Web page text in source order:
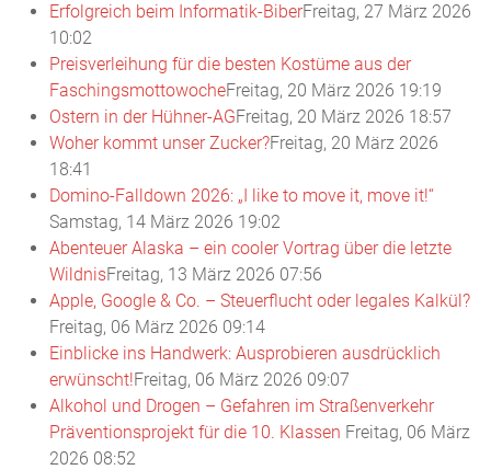
Erfolgreich beim Informatik-BiberFreitag, 27 März 2026
10:02
Preisverleihung für die besten Kostüme aus der
FaschingsmottowocheFreitag, 20 März 2026 19:19
Ostern in der Hühner-AGFreitag, 20 März 2026 18:57
Woher kommt unser Zucker?Freitag, 20 März 2026
18:41
Domino-Falldown 2026: „I like to move it, move it!“
Samstag, 14 März 2026 19:02
Abenteuer Alaska – ein cooler Vortrag über die letzte
WildnisFreitag, 13 März 2026 07:56
Apple, Google & Co. – Steuerflucht oder legales Kalkül?
Freitag, 06 März 2026 09:14
Einblicke ins Handwerk: Ausprobieren ausdrücklich
erwünscht!Freitag, 06 März 2026 09:07
Alkohol und Drogen – Gefahren im Straßenverkehr
Präventionsprojekt für die 10. Klassen Freitag, 06 März
2026 08:52